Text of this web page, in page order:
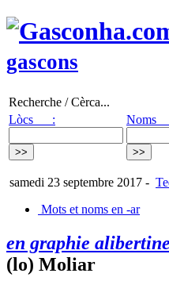
gascons
Recherche / Cèrca...
Lòcs :
samedi 23 septembre 2017 -
Mots et noms en -ar
en graphie
(lo) Moliar